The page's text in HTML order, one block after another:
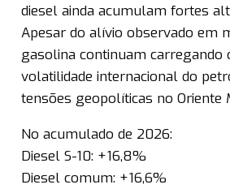
diesel ainda acumulam fortes
Apesar do alívio observado em
gasolina continuam carregando
volatilidade internacional do
tensões geopolíticas no Oriente
No acumulado de 2026:
Diesel S-10: +16,8%
Diesel comum: +16,6%